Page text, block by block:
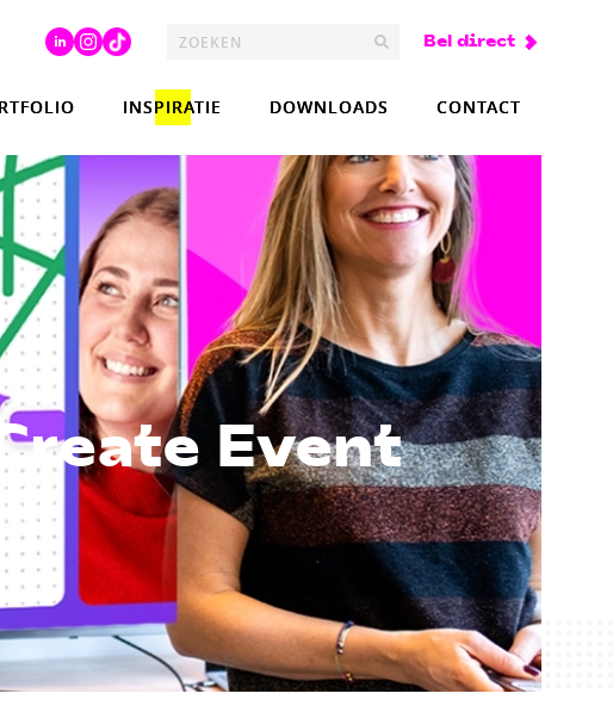
Bel direct
INSPIRATIE DOWNLOADS CONTACT
Event